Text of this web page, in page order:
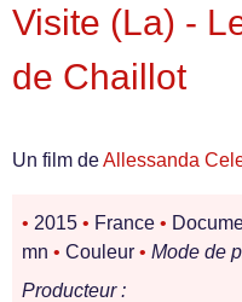
Visite (La) -
de Chaillot
Un film deAllessanda
• 2015 • France •
mn • Couleur • Mode de
Producteur :